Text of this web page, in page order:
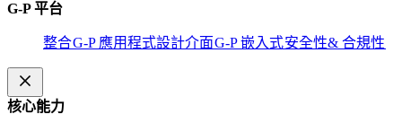
G-P 平台​​
整合​​G-P 應用程式設計介面​​G-P 嵌入式​​安全性& 合規性​​
核心能力​​